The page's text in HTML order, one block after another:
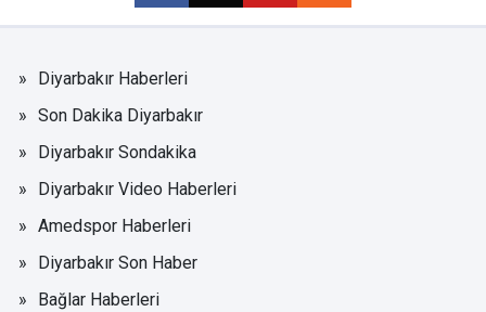
Diyarbakır Haberleri
Son Dakika Diyarbakır
Diyarbakır Sondakika
Diyarbakır Video Haberleri
Amedspor Haberleri
Diyarbakır Son Haber
Bağlar Haberleri